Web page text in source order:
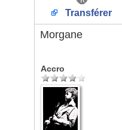
Transférer
Morgane
Accro